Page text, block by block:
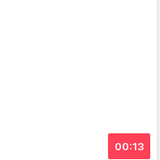
00:13